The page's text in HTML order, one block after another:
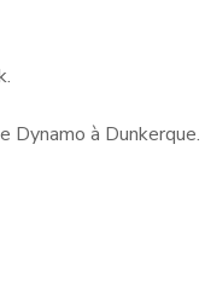
Dynamo à Dunkerque.